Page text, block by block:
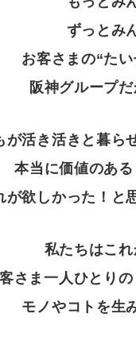
ずっとみ
お客さまの“た
阪神グループ
が活き活きと暮ら
本当に価値のある
が欲しかった！と
私たちはこれ
さま一人ひとりの
モノやコトを生